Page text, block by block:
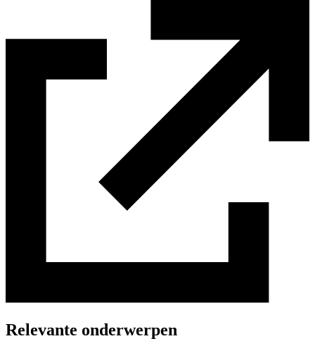
Relevante onderwerpen